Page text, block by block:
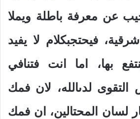
عن معرفة باطلة ويملا
فيحتجبكلام لا يفيد
بها، اما انت فتنافي
التقوى لدىالله، لان فمك
لسان المحتالين، ان فمك